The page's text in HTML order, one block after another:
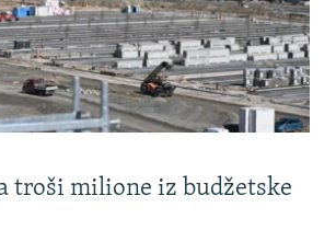
troši milione iz budžetske